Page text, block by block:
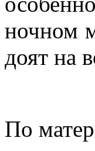
ночном
доят на
По